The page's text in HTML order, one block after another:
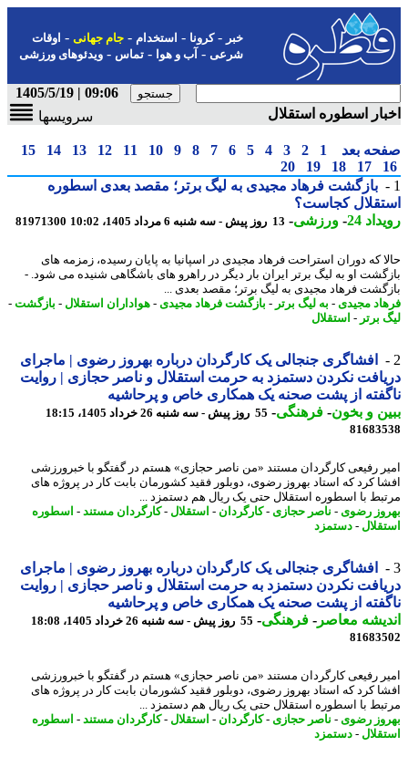
-کرونا-استخدام- جام جهانی-اوقات
شرعی-آب و هوا-تماس-ویدئوهای ورزشی
09:06 | 1405/5/19
اسطوره استقلال
سرویسها
بعد 1
2
3
4
5
6
7
8
9
10
11
12
13
14
15
17
18
19
20
بازگشت فرهاد مجیدی به لیگ برتر؛ مقصد بعدی اسطوره
کجاست؟
24
-ورزشی-13 روز پیش - سه شنبه 6 مرداد 1405، 10:02 81971300
که دوران استراحت فرهاد مجیدی در اسپانیا به پایان رسیده، زمزمه های
او به لیگ برتر ایران بار دیگر در راهرو های باشگاهی شنیده می شود. -
فرهاد مجیدی به لیگ برتر؛ مقصد بعدی ...
مجیدی-به لیگ برتر - بازگشت فرهاد مجیدی-هواداران استقلال-بازگشت-
برتر - استقلال
افشاگری جنجالی یک کارگردان درباره بهروز رضوی | ماجرای
نکردن دستمزد به حرمت استقلال و ناصر حجازی | روایت
از پشت صحنه یک همکاری خاص و پرحاشیه
و بخون-فرهنگی-55 روز پیش - سه شنبه 26 خرداد 1405، 18:15
رفیعی کارگردان مستند «من ناصر حجازی» هستم در گفتگو با خبرورزشی
کرد که استاد بهروز رضوی، دوبلور فقید کشورمان بابت کار در پروژه های
با اسطوره استقلال حتی یک ریال هم دستمزد ...
رضوی-ناصر حجازی- کارگردان - استقلال-کارگردان مستند-اسطوره
-دستمزد
افشاگری جنجالی یک کارگردان درباره بهروز رضوی | ماجرای
نکردن دستمزد به حرمت استقلال و ناصر حجازی | روایت
از پشت صحنه یک همکاری خاص و پرحاشیه
معاصر-فرهنگی-55 روز پیش - سه شنبه 26 خرداد 1405، 18:08
رفیعی کارگردان مستند «من ناصر حجازی» هستم در گفتگو با خبرورزشی
کرد که استاد بهروز رضوی، دوبلور فقید کشورمان بابت کار در پروژه های
با اسطوره استقلال حتی یک ریال هم دستمزد ...
رضوی-ناصر حجازی- کارگردان - استقلال-کارگردان مستند-اسطوره
-دستمزد